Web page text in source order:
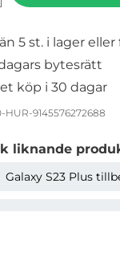
5 st. i lager
bytesrätt
köp i 30 dagar
HUR-9145576272688
liknande
Galaxy S23 Plus